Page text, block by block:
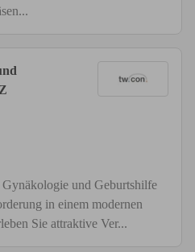
Gynäkologie und Geburtshilfe
in einem modernen
Sie attraktive Ver...